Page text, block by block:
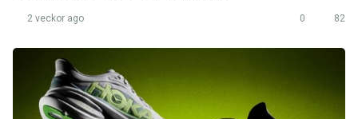
2 veckor ago 0 82